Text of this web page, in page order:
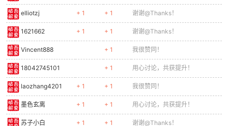
elliotzj + 1 + 1 谢谢@Thanks！
1621662 + 1 + 1 谢谢@Thanks！
Vincent888 + 1 我很赞同！
18042745101 + 1 用心讨论，共获提升！
laozhang4201 + 1 + 1 我很赞同！
墨色玄离 + 1 + 1 用心讨论，共获提升！
苏子小白 + 1 + 1 谢谢@Thanks！